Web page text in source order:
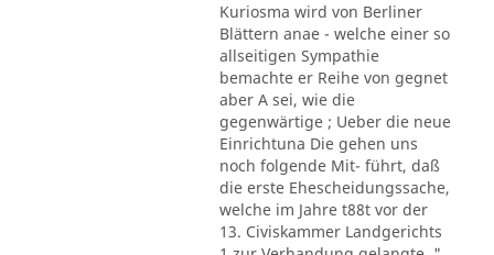
Kuriosma wird von Berliner
Blättern anae - welche einer so
allseitigen Sympathie
bemachte er Reihe von gegnet
aber A sei, wie die
gegenwärtige ; Ueber die neue
Einrichtuna Die gehen uns
noch folgende Mit- führt, daß
die erste Ehescheidungssache,
welche im Jahre t88t vor der
13. Civiskammer Landgerichts